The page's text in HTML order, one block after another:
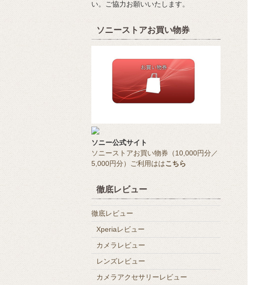
い。ご協力お願いいたします。
ソニーストアお買い物券
ソニー公式サイト
ソニーストアお買い物券（10,000円分／
5,000円分）ご利用ははこちら
徹底レビュー
徹底レビュー
Xperiaレビュー
カメラレビュー
レンズレビュー
カメラアクセサリーレビュー